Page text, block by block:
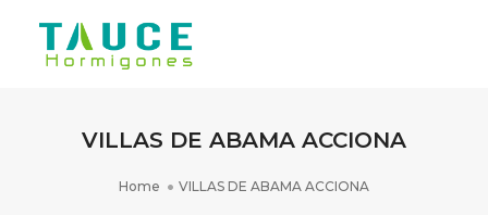
VILLAS DE ABAMA ACCIONA
Home VILLAS DE ABAMA ACCIONA